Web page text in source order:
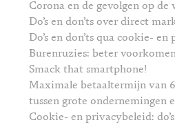
Corona en de gevolgen op de
Do’s en don’ts over direct
Do’s en don’ts qua cookie-
Burenruzies: beter
Smack that smartphone!
Maximale betaaltermijn van
tussen grote ondernemingen
Cookie- en privacybeleid: